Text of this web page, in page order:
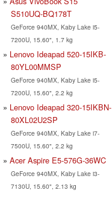
S510UQ-BQ178T
GeForce 940MX, Kaby Lake i5-
7200U, 15.60", 1.7 kg
Lenovo Ideapad 520-15IKB-
80YL00MMSP
GeForce 940MX, Kaby Lake i5-
7200U, 15.60", 2.2 kg
Lenovo Ideapad 320-15IKBN-
80XL02U2SP
GeForce 940MX, Kaby Lake i7-
7500U, 15.60", 2.2 kg
Acer Aspire E5-576G-36WC
GeForce 940MX, Kaby Lake i3-
7130U, 15.60", 2.13 kg